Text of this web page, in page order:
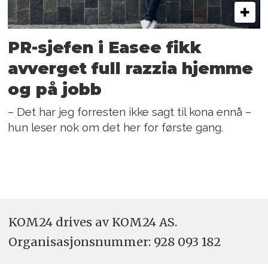
PR-sjefen i Easee fikk
avverget full razzia hjemme
og på jobb
– Det har jeg forresten ikke sagt til kona ennå –
hun leser nok om det her for første gang.
KOM24 drives av KOM24 AS.
Organisasjons­nummer: 928 093 182